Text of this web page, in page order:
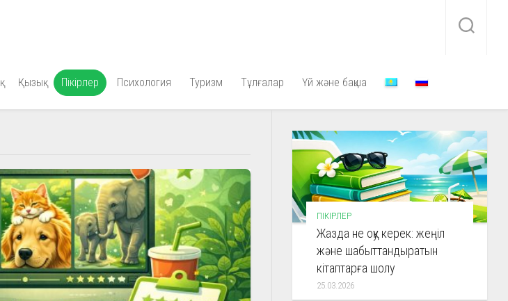
Қызық Пікірлер Психология Туризм Тұлғалар Үй және бақша
ПІКІРЛЕР
Жазда не оқу керек: жеңіл
және шабыттандыратын
кітаптарға шолу
25.03.2026